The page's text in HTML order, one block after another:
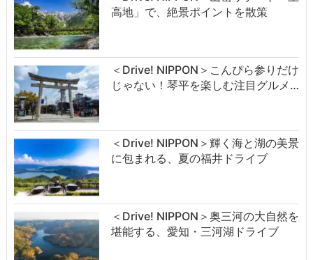
高地」で、絶景ポイントを散策
＜Drive! NIPPON＞こんぴら参りだけ
じゃない！琴平を楽しむ注目グルメ…
＜Drive! NIPPON＞輝く海と湖の美景
に包まれる、夏の福井ドライブ
＜Drive! NIPPON＞奥三河の大自然を
堪能する、愛知・三河湖ドライブ